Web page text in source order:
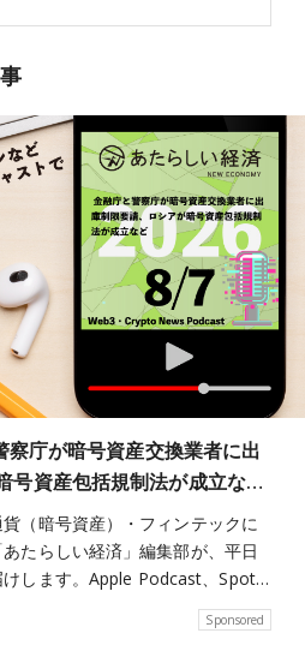
察庁が暗号資産交換業者に出
号資産包括規制法が成立な…
（暗号資産）・フィンテックに
たらしい経済」編集部が、平日
します。Apple Podcast、Spot…
Sponsored